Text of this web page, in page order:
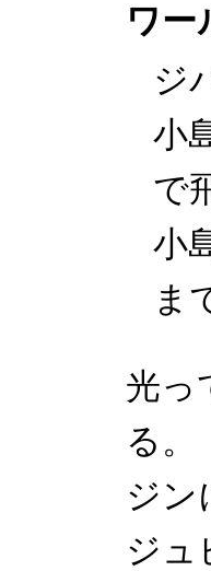
ワー
ジ
小
で
小
ま
光っ
る。
ジン
ジュ